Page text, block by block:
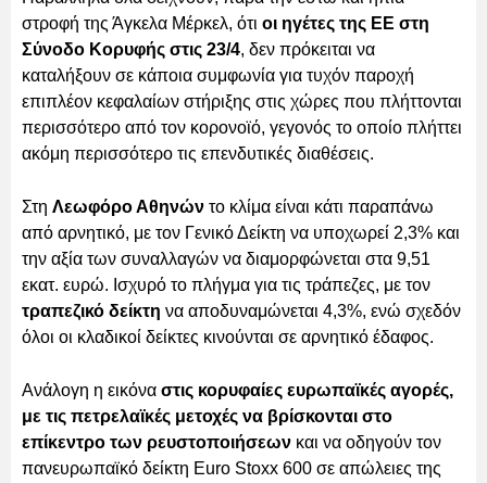
στροφή της Άγκελα Μέρκελ, ότι οι ηγέτες της ΕΕ στη
Σύνοδο Κορυφής στις 23/4, δεν πρόκειται να
καταλήξουν σε κάποια συμφωνία για τυχόν παροχή
επιπλέον κεφαλαίων στήριξης στις χώρες που πλήττονται
περισσότερο από τον κορονοϊό, γεγονός το οποίο πλήττει
ακόμη περισσότερο τις επενδυτικές διαθέσεις.
Στη Λεωφόρο Αθηνών το κλίμα είναι κάτι παραπάνω
από αρνητικό, με τον Γενικό Δείκτη να υποχωρεί 2,3% και
την αξία των συναλλαγών να διαμορφώνεται στα 9,51
εκατ. ευρώ. Ισχυρό το πλήγμα για τις τράπεζες, με τον
τραπεζικό δείκτη να αποδυναμώνεται 4,3%, ενώ σχεδόν
όλοι οι κλαδικοί δείκτες κινούνται σε αρνητικό έδαφος.
Ανάλογη η εικόνα στις κορυφαίες ευρωπαϊκές αγορές,
με τις πετρελαϊκές μετοχές να βρίσκονται στο
επίκεντρο των ρευστοποιήσεων και να οδηγούν τον
πανευρωπαϊκό δείκτη Euro Stoxx 600 σε απώλειες της